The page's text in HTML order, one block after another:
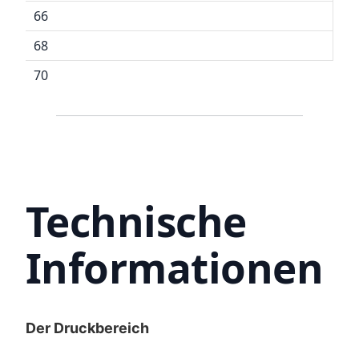
66
68
70
Technische
Informationen
Der Druckbereich